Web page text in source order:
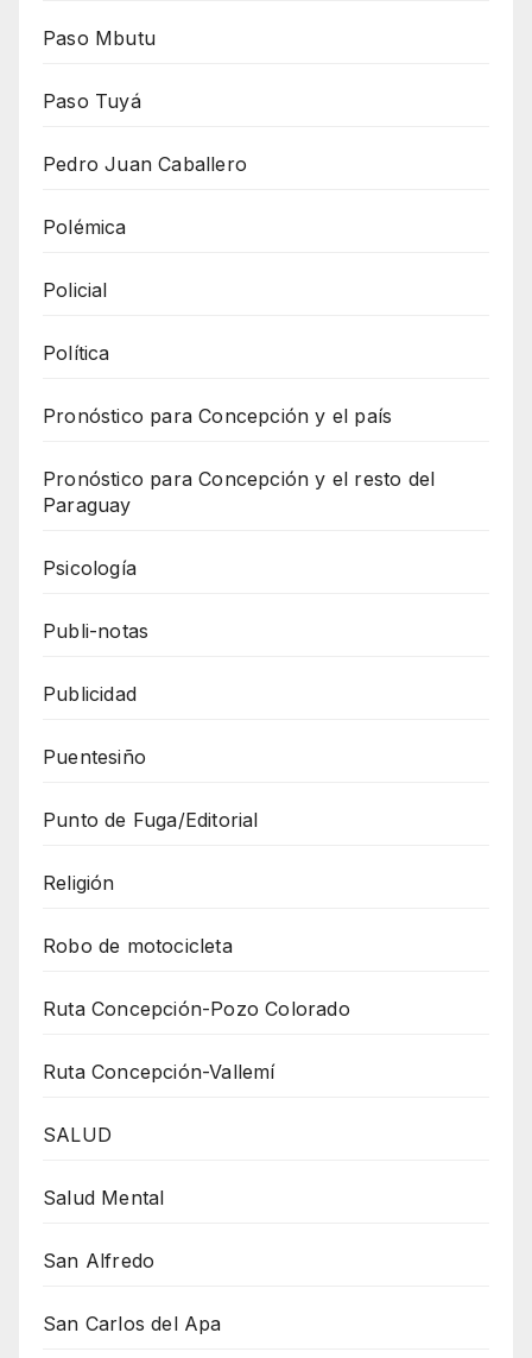
Paso Mbutu
Paso Tuyá
Pedro Juan Caballero
Polémica
Policial
Política
Pronóstico para Concepción y el país
Pronóstico para Concepción y el resto del
Paraguay
Psicología
Publi-notas
Publicidad
Puentesiño
Punto de Fuga/Editorial
Religión
Robo de motocicleta
Ruta Concepción-Pozo Colorado
Ruta Concepción-Vallemí
SALUD
Salud Mental
San Alfredo
San Carlos del Apa